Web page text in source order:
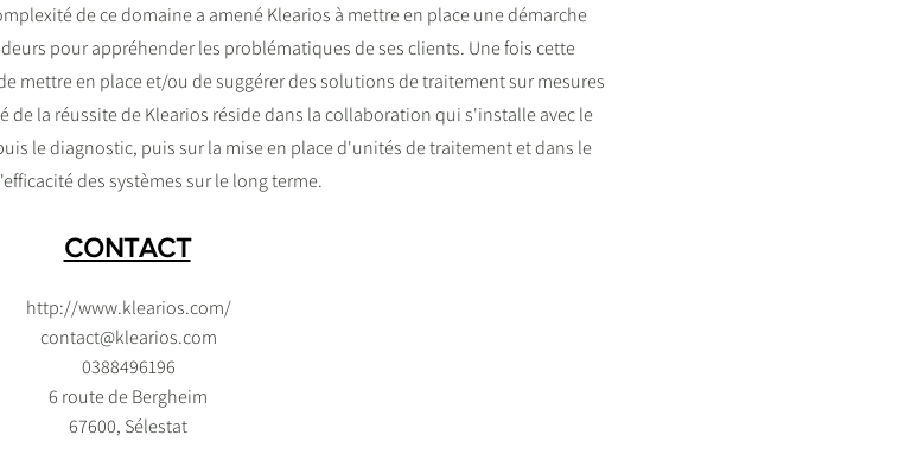
de ce domaine a amené Klearios à mettre en place une démarche
pour appréhender les problématiques de ses clients. Une fois cette
mettre en place et/ou de suggérer des solutions de traitement sur mesures
de la réussite de Klearios réside dans la collaboration qui s'installe avec le
le diagnostic, puis sur la mise en place d'unités de traitement et dans le
des systèmes sur le long terme.
CONTACT
http://www.klearios.com/
contact@klearios.com
0388496196
6 route de Bergheim
67600, Sélestat